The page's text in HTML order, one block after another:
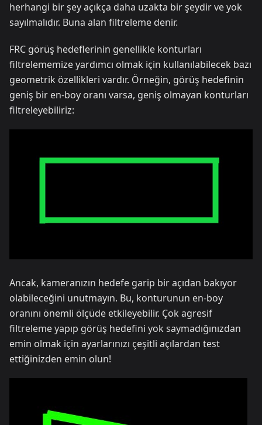
herhangi bir şey açıkça daha uzakta bir şeydir ve yok
sayılmalıdır. Buna alan filtreleme denir.
FRC görüş hedeflerinin genellikle konturları
filtrelememize yardımcı olmak için kullanılabilecek bazı
geometrik özellikleri vardır. Örneğin, görüş hedefinin
geniş bir en-boy oranı varsa, geniş olmayan konturları
filtreleyebiliriz:
Ancak, kameranızın hedefe garip bir açıdan bakıyor
olabileceğini unutmayın. Bu, konturunun en-boy
oranını önemli ölçüde etkileyebilir. Çok agresif
filtreleme yapıp görüş hedefini yok saymadığınızdan
emin olmak için ayarlarınızı çeşitli açılardan test
ettiğinizden emin olun!